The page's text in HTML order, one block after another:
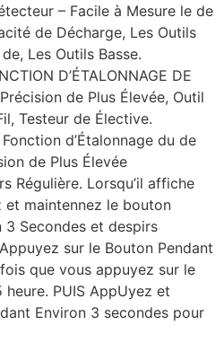
– Facile à Mesure le de
de Décharge, Les Outils
Les Outils Basse.
D’ÉTALONNAGE DE
de Plus Élevée, Outil
Testeur de Élective.
d’Étalonnage du de
de Plus Élevée
Régulière. Lorsqu’il affiche
et maintennez le bouton
3 Secondes et despirs
sur le Bouton Pendant
que vous appuyez sur le
PUIS AppUyez et
Environ 3 secondes pour